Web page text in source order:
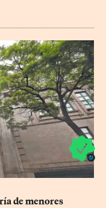
de menores